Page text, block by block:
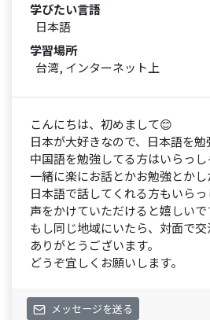
学びたい言語
日本語
学習場所
台湾, インターネット上
こんにちは、初めまして😊
日本が大好きなので、日本語を勉
中国語を勉強してる方はいらっし
一緒に楽にお話とかお勉強とかし
日本語で話してくれる方もいら
声をかけていただけると嬉しいで
もし同じ地域にいたら、対面で交
ありがとうございます。
どうぞ宜しくお願いします。
メッセージを送る